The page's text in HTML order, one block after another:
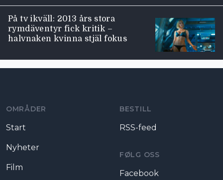
På tv ikväll: 2013 års stora
rymdäventyr fick kritik –
halvnaken kvinna stjäl fokus
OMRÅDER
Start
Nyheter
Film
BESTILL
RSS-feed
FØLG OSS
Facebook